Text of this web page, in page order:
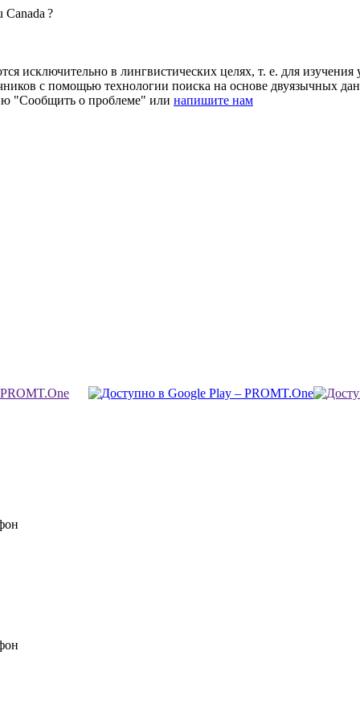
Canada ?
исключительно в лингвистических целях, т. е. для
с помощью технологии поиска на основе двуязычных
"Сообщить о проблеме" или напишите нам